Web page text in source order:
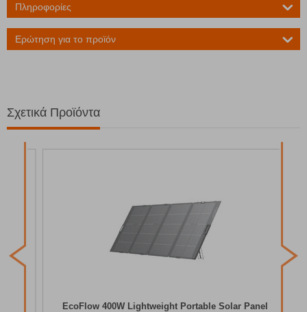
Πληροφορίες
Ερώτηση για το προϊόν
Σχετικά Προϊόντα
EcoFlow 400W Lightweight Portable Solar Panel